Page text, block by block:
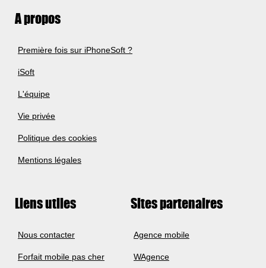
A propos
Première fois sur iPhoneSoft ?
iSoft
L'équipe
Vie privée
Politique des cookies
Mentions légales
Liens utiles
Nous contacter
Forfait mobile pas cher
Sites partenaires
Agence mobile
WAgence